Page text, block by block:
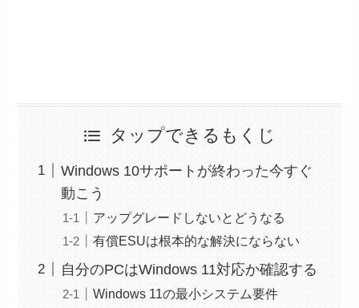
タップできるもくじ
Windows 10サポートが終わった今すぐ
動こう
アップグレードしないとどうなる
有償ESUは根本的な解決にならない
自分のPCはWindows 11対応か確認する
Windows 11の最小システム要件